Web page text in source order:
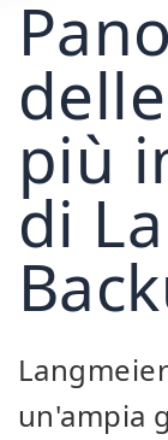
più
di
un'ampia